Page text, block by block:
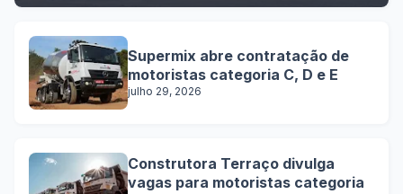
Supermix abre contratação de
motoristas categoria C, D e E
julho 29, 2026
Construtora Terraço divulga
vagas para motoristas categoria